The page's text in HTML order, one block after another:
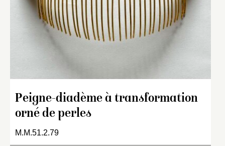
Peigne-diadème à transformation
orné de perles
M.M.51.2.79